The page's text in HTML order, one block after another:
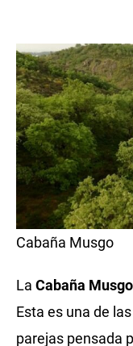
Cabaña Musgo
La Cabaña Musgo
Esta es una de las
parejas pensada